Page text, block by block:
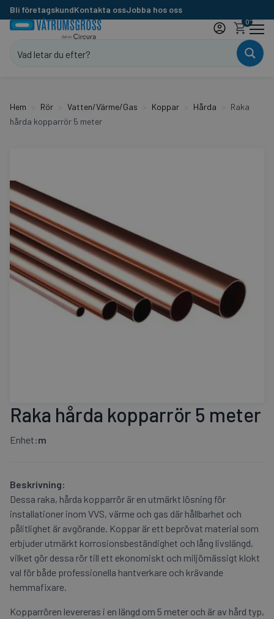
Bli företagskundKontakta ossJobba hos oss
0
Hem Rör Vatten/Värme/Gas Koppar Hårda
Raka
hårda kopparrör 5 meter
Raka hårda kopparrör 5 meter
Enhet:m
Beskrivning:
Dessa raka, hårda kopparrör är en utmärkt lösning för
installationer inom VVS, värme och gas där hållbarhet och
pålitlighet är avgörande. Koppar är ett beprövat material som
erbjuder utmärkt korrosionsbeständighet och lång livslängd,
vilket gör dessa rör till ett ekonomiskt och miljömässigt klokt
val för både professionella hantverkare och krävande
hemmafixare.
Kopparrören levereras i en längd om 5 meter och är av hård typ,